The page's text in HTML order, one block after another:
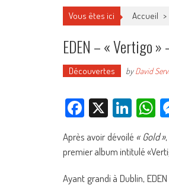
Vous êtes ici Accueil >
EDEN – « Vertigo »
Découvertes byDavid
Facebook
X
Après avoir dévoilé « Gold »
premier album intitulé
Ayant grandi à Dublin,